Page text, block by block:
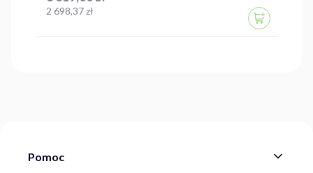
Cena
2 698,37 zł
DO
Linki w stopce
Pomoc